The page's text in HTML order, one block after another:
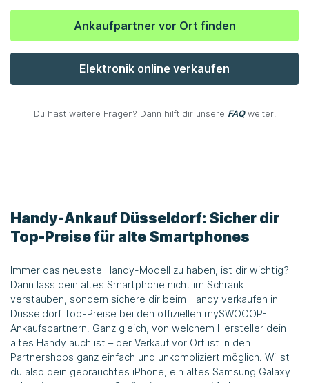
Ankaufpartner vor Ort finden
Elektronik online verkaufen
Du hast weitere Fragen? Dann hilft dir unsere FAQweiter!
Handy-Ankauf Düsseldorf: Sicher dir
Top-Preise für alte Smartphones
Immer das neueste Handy-Modell zu haben, ist dir wichtig?
Dann lass dein altes Smartphone nicht im Schrank
verstauben, sondern sichere dir beim Handy verkaufen in
Düsseldorf Top-Preise bei den offiziellen mySWOOOP-
Ankaufspartnern. Ganz gleich, von welchem Hersteller dein
altes Handy auch ist – der Verkauf vor Ort ist in den
Partnershops ganz einfach und unkompliziert möglich. Willst
du also dein gebrauchtes iPhone, ein altes Samsung Galaxy